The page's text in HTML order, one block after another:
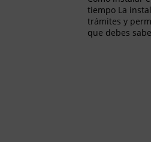
tiempo La
trámites y
que debes